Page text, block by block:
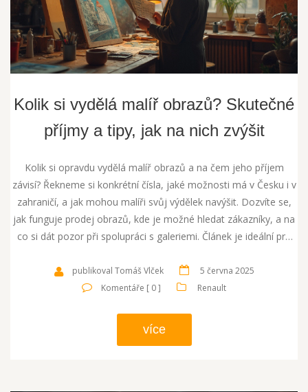
Kolik si vydělá malíř obrazů? Skutečné
příjmy a tipy, jak na nich zvýšit
Kolik si opravdu vydělá malíř obrazů a na čem jeho příjem
závisí? Řekneme si konkrétní čísla, jaké možnosti má v Česku i v
zahraničí, a jak mohou malíři svůj výdělek navýšit. Dozvíte se,
jak funguje prodej obrazů, kde je možné hledat zákazníky, a na
co si dát pozor při spolupráci s galeriemi. Článek je ideální pro
lépe pochopit zákulisí uměleckého byznysu.
publikoval Tomáš Vlček
5 června 2025
Komentáře [ 0 ]
Renault
více